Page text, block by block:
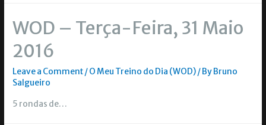
WOD – Terça-Feira, 31 Maio
2016
Leave a Comment/O Meu Treino do Dia (WOD)/ By Bruno
Salgueiro
5 rondas de…